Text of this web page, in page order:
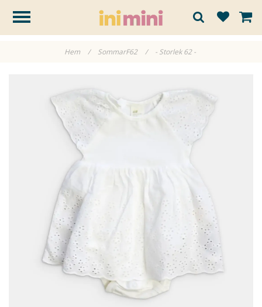
Hem / SommarF62 / - Storlek 62 -